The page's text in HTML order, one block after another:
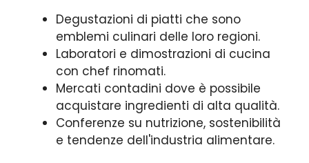
Degustazioni di piatti che sono
emblemi culinari delle loro regioni.
Laboratori e dimostrazioni di cucina
con chef rinomati.
Mercati contadini dove è possibile
acquistare ingredienti di alta qualità.
Conferenze su nutrizione, sostenibilità
e tendenze dell'industria alimentare.